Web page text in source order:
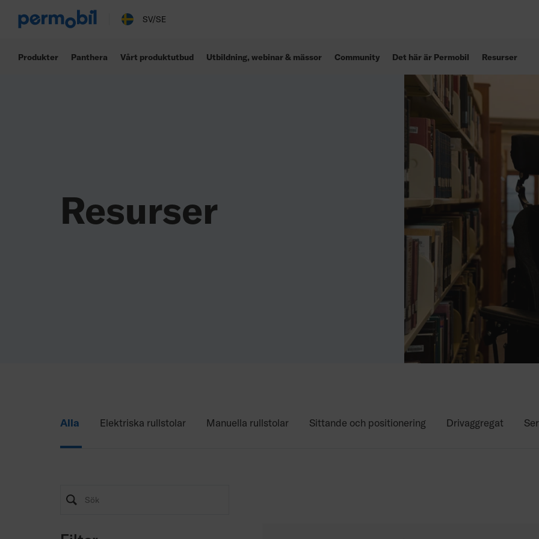
SV/SE
Produkter Panthera Vårt produktutbud Utbildning, webinar & mässor Community Det här är Permobil Resurser
Resurser
Alla Elektriska rullstolar Manuella rullstolar Sittande och positionering Drivaggregat